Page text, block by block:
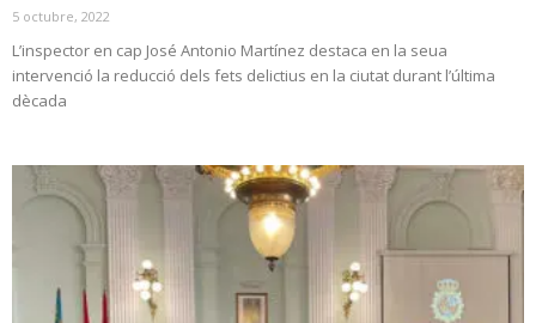
5 octubre, 2022
L’inspector en cap José Antonio Martínez destaca en la seua
intervenció la reducció dels fets delictius en la ciutat durant l’última
dècada